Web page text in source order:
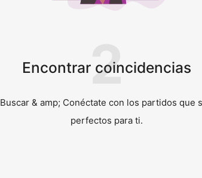
Encontrar coincidencias
2
Buscar & amp; Conéctate con los partidos que
perfectos para ti.